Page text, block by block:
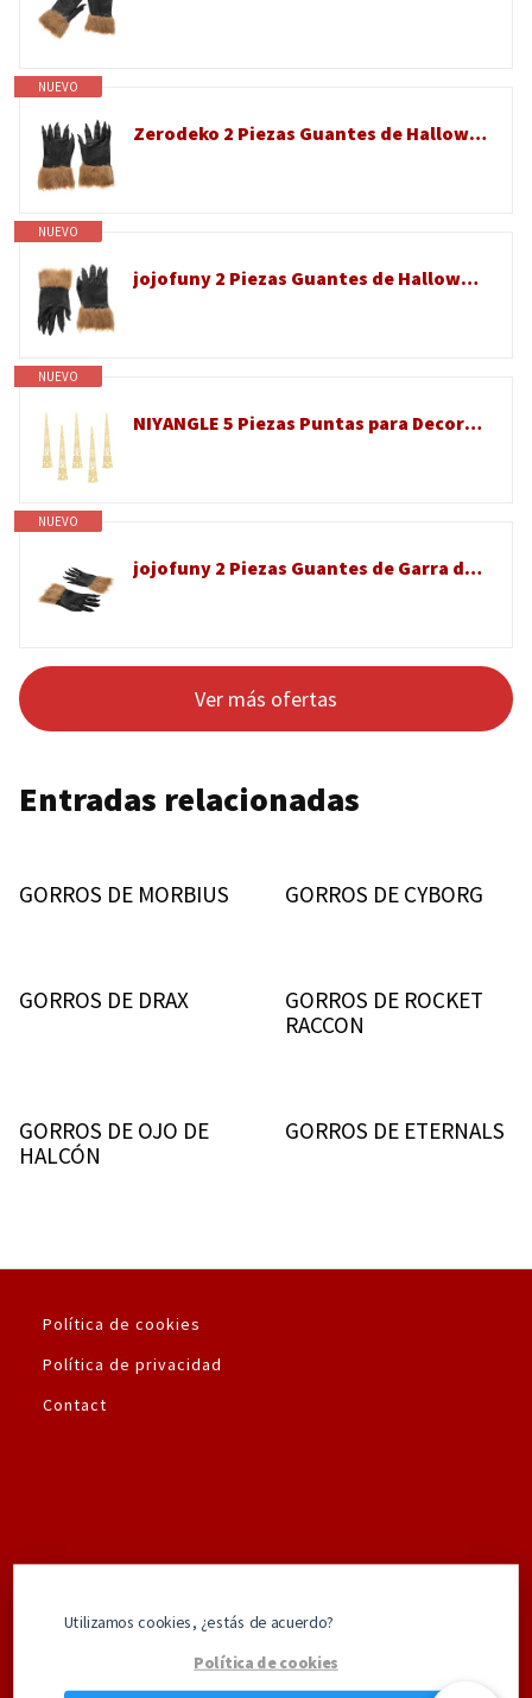
NUEVO
Zerodeko 2 Piezas Guantes de Halloween con Garra Realista de Animal, Accesorios para Cosplay y Disfraces de Terror para Hombre en Halloween
NUEVO
jojofuny 2 Piezas Guantes de Halloween Forma de Garra Realistas para Disfraz y Accesorio de Fiesta Aterrador en Halloween y Cosplay
NUEVO
NIYANGLE 5 Piezas Puntas para Decoración de Metal Uñas Huecas de Dorado Carnaval para Accesorio Resistente y Especial Protección Fiesta Nocturna de Dedos
NUEVO
jojofuny 2 Piezas Guantes de Garra de Halloween de Vinilo Apariencia Realista, Accesorios para Disfraces y Fiestas de Rol, Tamaño 30x16cm, Diseño de Pata Peluda
Ver más ofertas
Entradas relacionadas
GORROS DE MORBIUS GORROS DE CYBORG
GORROS DE DRAX
GORROS DE ROCKET
RACCON
GORROS DE OJO DE
HALCÓN
GORROS DE ETERNALS
Política de cookies
Política de privacidad
Contact
Utilizamos cookies, ¿estás de acuerdo?
Política de cookies